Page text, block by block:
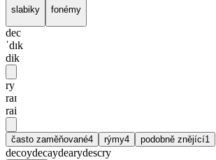
slabiky fonémy
dec
ˈdɪk
dik
ry
raɪ
rai
často zaměňované4 rýmy4 podobně znějící1
decoydecaydearydescry